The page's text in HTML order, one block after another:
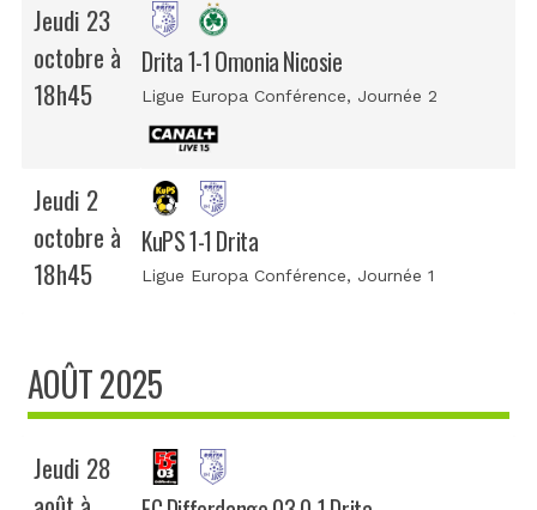
Jeudi 23
octobre à
18h45
Drita 1-1 Omonia Nicosie
Ligue Europa Conférence, Journée 2
Jeudi 2
octobre à
18h45
KuPS 1-1 Drita
Ligue Europa Conférence, Journée 1
AOÛT 2025
Jeudi 28